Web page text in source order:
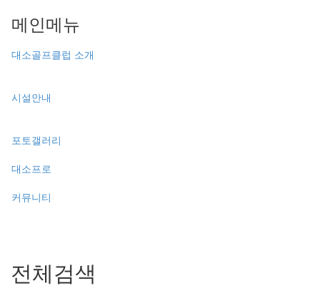
메인메뉴
대소골프클럽 소개
시설안내
포토갤러리
대소프로
커뮤니티
전체검색